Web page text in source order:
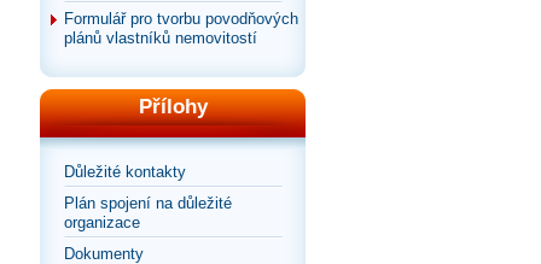
Formulář pro tvorbu povodňových
plánů vlastníků nemovitostí
Přílohy
Důležité kontakty
Plán spojení na důležité
organizace
Dokumenty